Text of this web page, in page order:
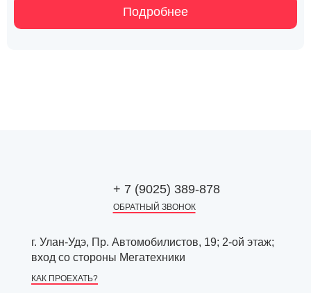
Подробнее
+ 7 (9025) 389-878
ОБРАТНЫЙ ЗВОНОК
г. Улан-Удэ, Пр. Автомобилистов, 19; 2-ой этаж;
вход со стороны Мегатехники
КАК ПРОЕХАТЬ?